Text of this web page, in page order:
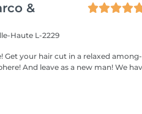
&
Haute L-2229
Get your hair cut in a relaxed among-
leave as a new man! We have a